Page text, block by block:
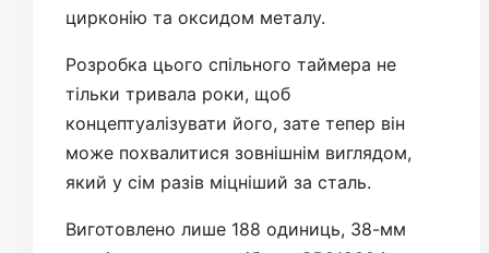
цирконію та оксидом металу.
Розробка цього спільного таймера не
тільки тривала роки, щоб
концептуалізувати його, зате тепер він
може похвалитися зовнішнім виглядом,
який у сім разів міцніший за сталь.
Виготовлено лише 188 одиниць, 38-мм